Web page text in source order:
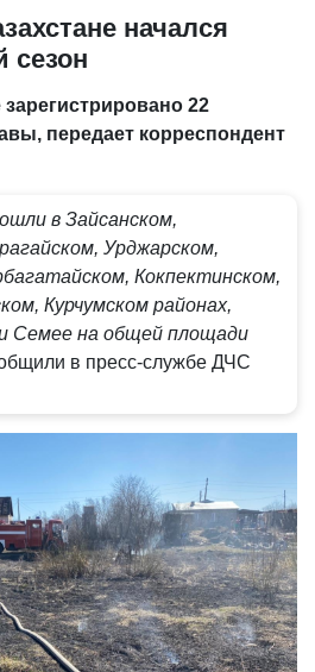
начался
сезон
22
передает корреспондент
в Зайсанском,
Урджарском,
Кокпектинском,
Курчумском районах,
Семее на общей площади
в пресс-службе ДЧС